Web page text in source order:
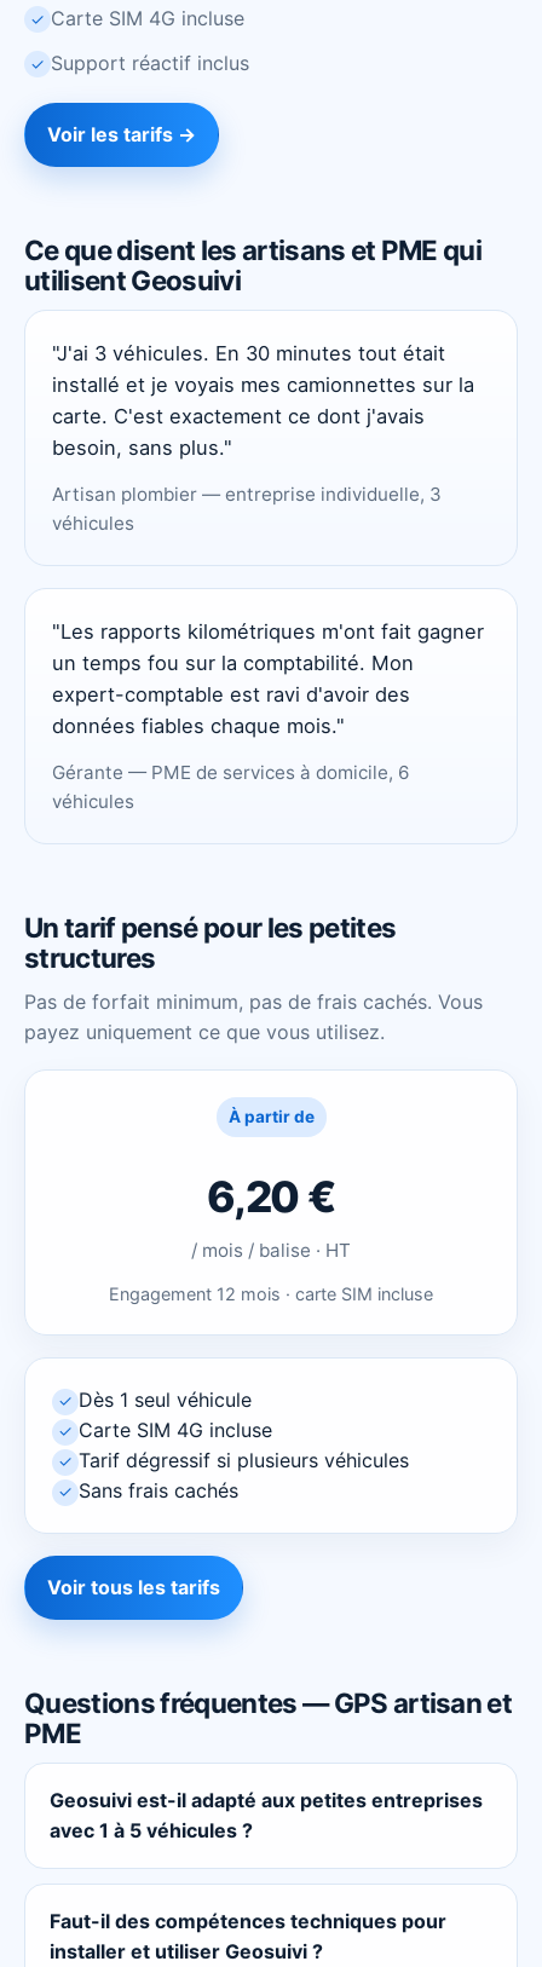
✓ Carte SIM 4G incluse
✓ Support réactif inclus
Voir les tarifs →
Ce que disent les artisans et PME qui
utilisent Geosuivi
"J'ai 3 véhicules. En 30 minutes tout était
installé et je voyais mes camionnettes sur la
carte. C'est exactement ce dont j'avais
besoin, sans plus."
Artisan plombier — entreprise individuelle, 3
véhicules
"Les rapports kilométriques m'ont fait gagner
un temps fou sur la comptabilité. Mon
expert-comptable est ravi d'avoir des
données fiables chaque mois."
Gérante — PME de services à domicile, 6
véhicules
Un tarif pensé pour les petites
structures
Pas de forfait minimum, pas de frais cachés. Vous
payez uniquement ce que vous utilisez.
À partir de
6,20 €
/ mois / balise · HT
Engagement 12 mois · carte SIM incluse
✓ Dès 1 seul véhicule
✓ Carte SIM 4G incluse
✓ Tarif dégressif si plusieurs véhicules
✓ Sans frais cachés
Voir tous les tarifs
Questions fréquentes — GPS artisan et
PME
Geosuivi est-il adapté aux petites entreprises
avec 1 à 5 véhicules ?
Faut-il des compétences techniques pour
installer et utiliser Geosuivi ?